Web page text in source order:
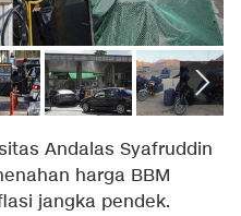
Andalas Syafruddin
harga BBM
jangka pendek.